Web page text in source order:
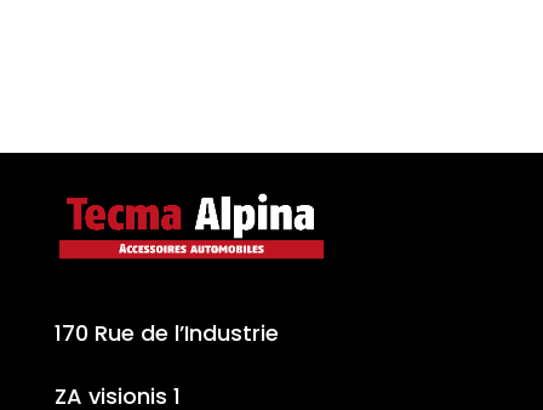
170 Rue de l’Industrie
ZA visionis 1